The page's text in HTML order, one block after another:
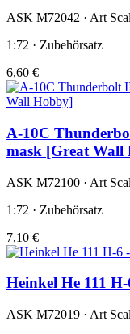
ASK M72042 · Art
1:72 · Zubehörsatz
6,60 €
A-10C
mask [Great Wall
ASK M72100 · Art
1:72 · Zubehörsatz
7,10 €
Heinkel He 111
ASK M72019 · Art